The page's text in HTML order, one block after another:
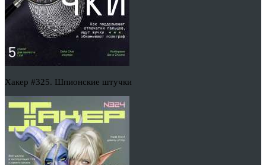
Хакер #325. Шпионские штучки